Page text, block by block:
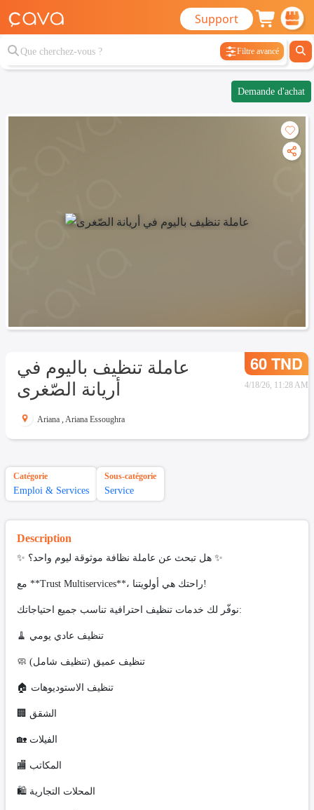
Support
Filtre avancé
Demande d'achat
عاملة تنظيف باليوم في
أريانة الصّغرى
60 TND
4/18/26, 11:28 AM
Ariana , Ariana Essoughra
Catégorie
Emploi & Services
Sous-catégorie
Service
Description
✨ هل تبحث عن عاملة نظافة موثوقة ليوم واحد؟ ✨
مع **Trust Multiservices**، راحتك هي أولويتنا!
نوفّر لك خدمات تنظيف احترافية تناسب جميع احتياجاتك:
🧹 تنظيف عادي يومي
🧼 تنظيف عميق (تنظيف شامل)
🏠 تنظيف الاستوديوهات
🏢 الشقق
🏡 الفيلات
🏬 المكاتب
🛍️ المحلات التجارية